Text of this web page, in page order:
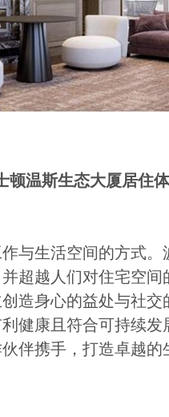
顿温斯生态大厦居住
与生活空间的方式
超越人们对住宅空
造身心的益处与社
健康且符合可持续
伴携手，打造卓越